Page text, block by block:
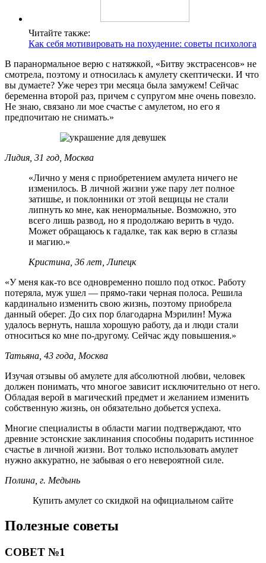
Читайте также:
Как себя мотивировать на похудение: советы психолога
В паранормальное верю с натяжкой, «Битву экстрасенсов» не
смотрела, поэтому и относилась к амулету скептически. И что
вы думаете? Уже через три месяца была замужем! Сейчас
беременна второй раз, причем с супругом мне очень повезло.
Не знаю, связано ли мое счастье с амулетом, но его я
предпочитаю не снимать.»
Лидия, 31 год, Москва
«Лично у меня с приобретением амулета ничего не
изменилось. В личной жизни уже пару лет полное
затишье, и поклонники от этой вещицы не стали
липнуть ко мне, как ненормальные. Возможно, это
всего лишь развод, но я продолжаю верить в чудо.
Может обращаюсь к гадалке, так как верю в сглазы
и магию.»
Кристина, 36 лет, Липецк
«У меня как-то все одновременно пошло под откос. Работу
потеряла, муж ушел — прямо-таки черная полоса. Решила
кардинально изменить свою жизнь, поэтому приобрела
данный оберег. До сих пор благодарна Мэрилин! Мужа
удалось вернуть, нашла хорошую работу, да и люди стали
относиться ко мне по-другому. Сейчас жду повышения.»
Татьяна, 43 года, Москва
Изучая отзывы об амулете для абсолютной любви, человек
должен понимать, что многое зависит исключительно от него.
Обладая верой в магический предмет и желанием изменить
собственную жизнь, он обязательно добьется успеха.
Многие специалисты в области магии подтверждают, что
древние эстонские заклинания способны подарить истинное
счастье в личной жизни. Вот только использовать амулет
нужно аккуратно, не забывая о его невероятной силе.
Полина, г. Медынь
Купить амулет со скидкой на официальном сайте
Полезные советы
СОВЕТ №1